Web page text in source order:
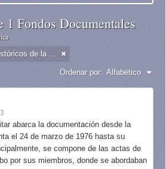
1 Fondos Documentales
Dirección de Estudios Históricos de la Fuerza Aérea
Ordenar por: Alfabético
abarca la documentación desde la
el 24 de marzo de 1976 hasta su
se compone de las actas de
por sus miembros, donde se abordaban